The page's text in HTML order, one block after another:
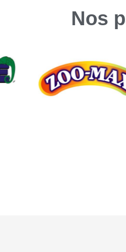
Nos